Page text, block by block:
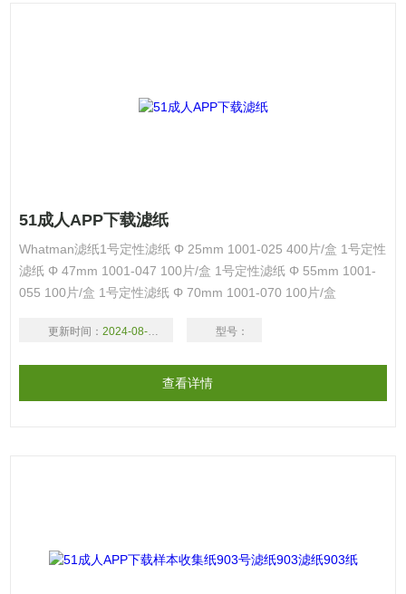
51成人APP下载滤纸
Whatman滤纸1号定性滤纸 Φ 25mm 1001-025 400片/盒 1号定性
滤纸 Φ 47mm 1001-047 100片/盒 1号定性滤纸 Φ 55mm 1001-
055 100片/盒 1号定性滤纸 Φ 70mm 1001-070 100片/盒
更新时间： 2024-08-17 型号：
查看详情